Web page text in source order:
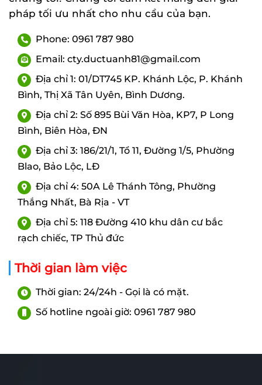
pháp tối ưu nhất cho nhu cầu của bạn.
Phone: 0961 787 980
Email: cty.ductuanh81@gmail.com
Địa chỉ 1: 01/DT745 KP. Khánh Lộc, P. Khánh
Bình, Thị Xã Tân Uyên, Bình Dương.
Địa chỉ 2: Số 895 Bùi Văn Hòa, KP7, P Long
Bình, Biên Hòa, ĐN
Địa chỉ 3: 186/21/1, Tổ 11, Đường 1/5, Phường
Blao, Bảo Lộc, LĐ
Địa chỉ 4: 50A Lê Thánh Tông, Phường
Thắng Nhất, Bà Rịa - VT
Địa chỉ 5: 118 Đường 410 khu dân cư bắc
rạch chiếc, TP Thủ đức
Thời gian làm việc
Thời gian: 24/24h - Gọi là có mặt.
Số hotline ngoài giờ: 0961 787 980